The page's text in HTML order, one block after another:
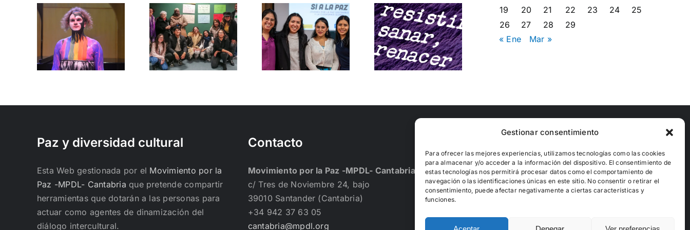
Gestionar consentimiento
Para ofrecer las mejores experiencias, utilizamos tecnologías como las cookies
para almacenar y/o acceder a la información del dispositivo. El consentimiento de
estas tecnologías nos permitirá procesar datos como el comportamiento de
navegación o las identificaciones únicas en este sitio. No consentir o retirar el
consentimiento, puede afectar negativamente a ciertas características y
funciones.
Empatía
entre
vecinas
La paz no
se
construye
sola
Resistir,
Renacer:
un fanzine
para
sostener y
Concierto
solidario en
Cantabria
por las
personas
Empatía
19
20 21 22 23 24
25
26
27 28
29
« Ene
Mar »
Paz y diversidad cultural
Esta Web gestionada por el Movimiento por la
Paz -MPDL- Cantabria que pretende compartir
herramientas que dotarán a las personas para
actuar como agentes de dinamización del
diálogo intercultural.
Contacto
Movimiento por la Paz -MPDL- Cantabria
c/ Tres de Noviembre 24, bajo
39010 Santander (Cantabria)
+34 942 37 63 05
cantabria@mpdl.org